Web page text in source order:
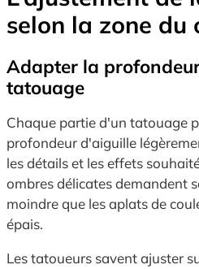
selon la zone du
Adapter la
tatouage
Chaque partie d'un tatouage
profondeur d'aiguille
les détails et les effets
ombres délicates demandent
moindre que les aplats de
épais.
Les tatoueurs savent ajuster